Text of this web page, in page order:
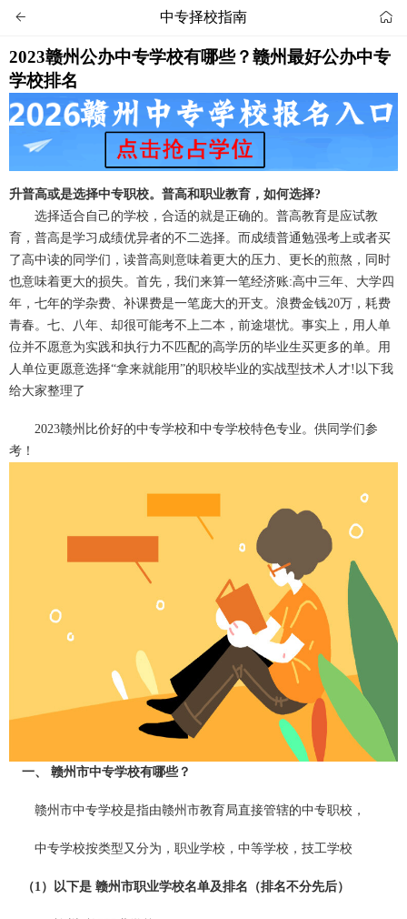
 中专择校指南 
2023赣州公办中专学校有哪些？赣州最好公办中专
学校排名
升普高或是选择中专职校。普高和职业教育，如何选择?
选择适合自己的学校，合适的就是正确的。普高教育是应试教
育，普高是学习成绩优异者的不二选择。而成绩普通勉强考上或者买
了高中读的同学们，读普高则意味着更大的压力、更长的煎熬，同时
也意味着更大的损失。首先，我们来算一笔经济账:高中三年、大学四
年，七年的学杂费、补课费是一笔庞大的开支。浪费金钱20万，耗费
青春。七、八年、却很可能考不上二本，前途堪忧。事实上，用人单
位并不愿意为实践和执行力不匹配的高学历的毕业生买更多的单。用
人单位更愿意选择“拿来就能用”的职校毕业的实战型技术人才!以下我
给大家整理了
2023赣州比价好的中专学校和中专学校特色专业。供同学们参
考！
一、 赣州市中专学校有哪些？
赣州市中专学校是指由赣州市教育局直接管辖的中专职校，
中专学校按类型又分为，职业学校，中等学校，技工学校
（1）以下是 赣州市职业学校名单及排名（排名不分先后）